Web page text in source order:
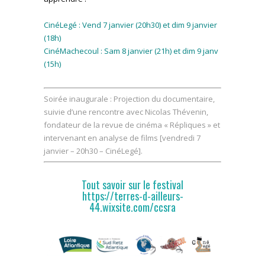
CinéLegé : Vend 7 janvier (20h30) et dim 9 janvier
(18h)
CinéMachecoul : Sam 8 janvier (21h) et dim 9 janv
(15h)
Soirée inaugurale : Projection du documentaire,
suivie d’une rencontre avec Nicolas Thévenin,
fondateur de la revue de cinéma « Répliques » et
intervenant en analyse de films [vendredi 7
janvier – 20h30 – CinéLegé].
Tout savoir sur le festival
https://terres-d-ailleurs-
44.wixsite.com/ccsra